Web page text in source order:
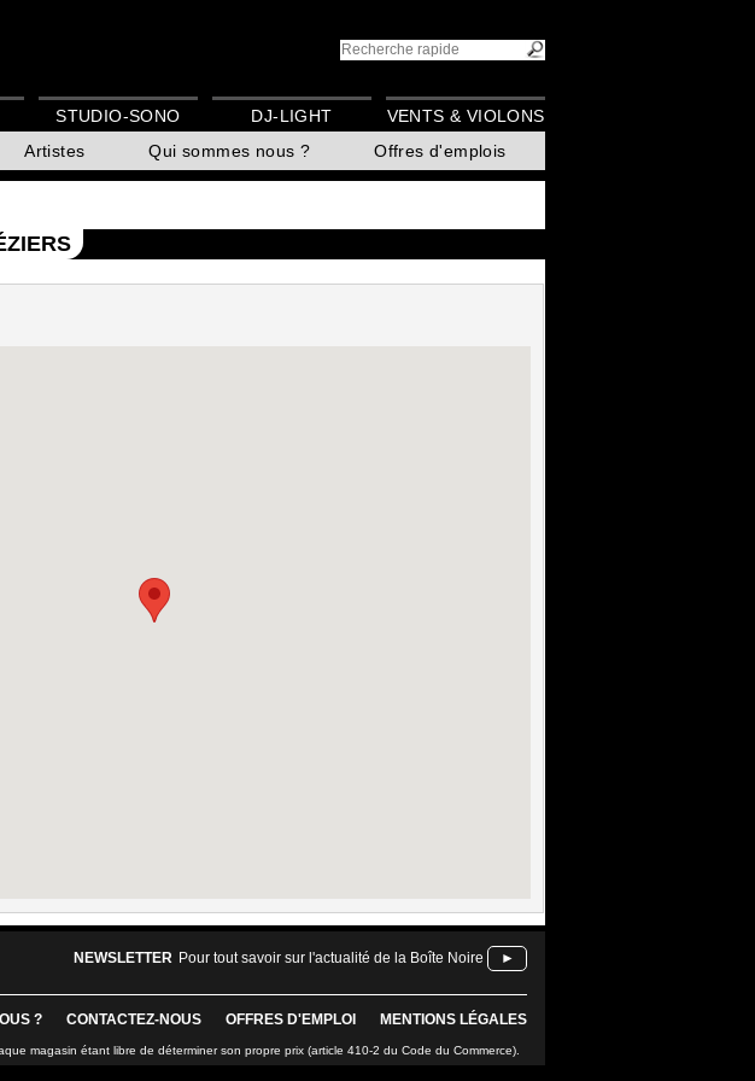
Artistes Qui sommes nous ? Offres d'emplois
STUDIO-SONO DJ-LIGHT VENTS & VIOLONS
NEWSLETTER Pour tout savoir sur l'actualité de la Boîte Noire ►
? CONTACTEZ-NOUS OFFRES D'EMPLOI MENTIONS LÉGALES
magasin étant libre de déterminer son propre prix (article 410-2 du Code du Commerce).